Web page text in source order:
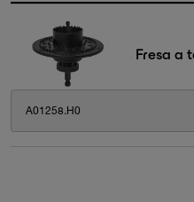
Fresa a
A01258.H0